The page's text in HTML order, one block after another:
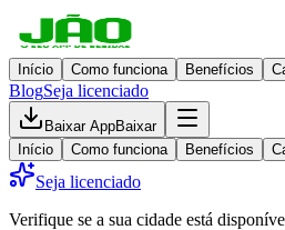
Início Como funciona Benefícios
BlogSeja licenciado
Baixar AppBaixar
Início
Como funciona Benefícios
Seja licenciado
Verifique se a sua cidade está